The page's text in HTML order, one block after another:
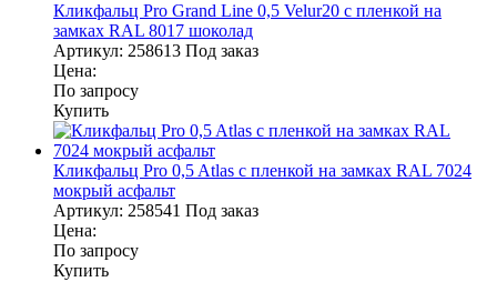
Кликфальц Pro Grand Line 0,5 Velur20 с пленкой на
замках RAL 8017 шоколад
Артикул: 258613 Под заказ
Цена:
По запросу
Купить
Кликфальц Pro 0,5 Atlas с пленкой на замках RAL 7024
мокрый асфальт
Артикул: 258541 Под заказ
Цена:
По запросу
Купить